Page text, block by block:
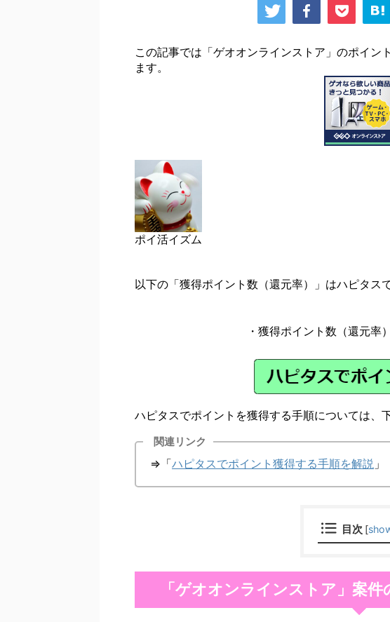
この記事では「ゲオオンラインストア」のポイン
ます。
ポイ活イズム
以下の「獲得ポイント数（還元率）」はハピタス
・獲得ポイント数（還元率
ハピタスでポイントを獲得する手順については、
関連リンク
⇒「ハピタスでポイント獲得する手順を解説 」
目次 [
「ゲオオンラインストア」案